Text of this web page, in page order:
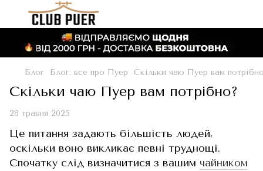
Блог Блог: все про Пуер Скільки чаю Пуер вам
Скільки чаю Пуер вам потрібно?
28 травня 2025
Це питання задають більшість людей,
оскільки воно викликає певні труднощі.
Спочатку слід визначитися з вашим чайником